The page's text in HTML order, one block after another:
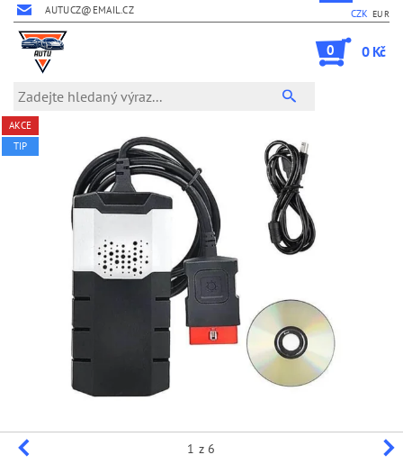
AUTUCZ@EMAIL.CZ CZK EUR
0 0 Kč
AKCE
TIP
1 z 6